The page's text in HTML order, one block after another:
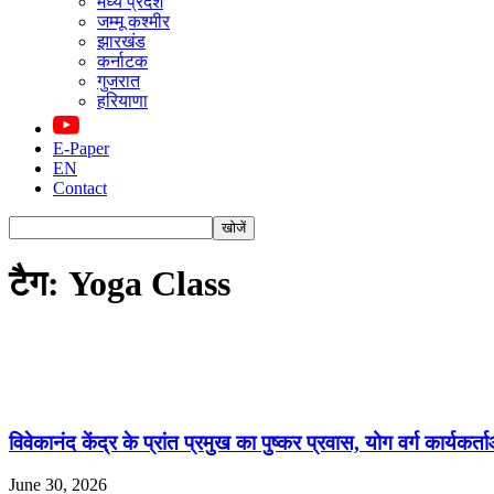
जम्मू कश्मीर
झारखंड
कर्नाटक
गुजरात
हरियाणा
E-Paper
EN
Contact
टैग: Yoga Class
विवेकानंद केंद्र के प्रांत प्रमुख का पुष्कर प्रवास, योग वर्ग
June 30, 2026